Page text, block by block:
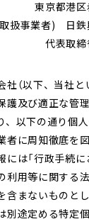
案内（PDF）
ション再生 事業
事業
ークホルダー
ゲージメント
変化への対応
ナンスの充実・
化
・財務
東京都港区
扱事業者) 日鉄
代表取
社（以下、当社と
護及び適正な管
、以下の通り個
者に周知徹底を
には「行政手続
利用等に関する
含まないものと
別途定める特定